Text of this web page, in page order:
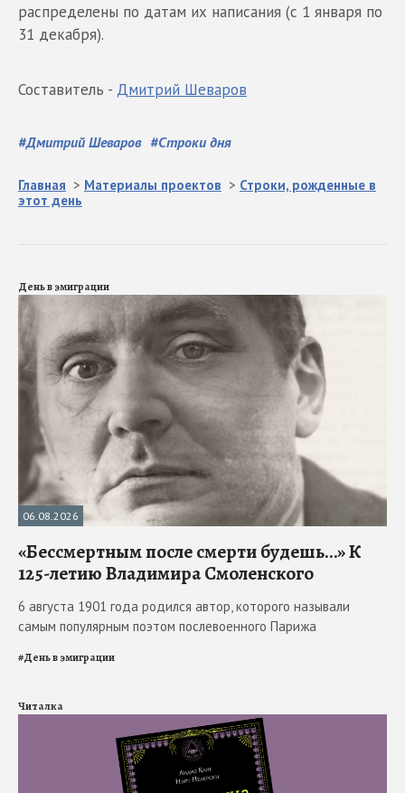
распределены по датам их написания (с 1 января по
31 декабря).
Составитель - Дмитрий Шеваров
#Дмитрий Шеваров #Строки дня
Главная > Материалы проектов > Строки, рожденные в
этот день
День в эмиграции
06.08.2026
«Бессмертным после смерти будешь…» К
125-летию Владимира Смоленского
6 августа 1901 года родился автор, которого называли
самым популярным поэтом послевоенного Парижа
#День в эмиграции
Читалка